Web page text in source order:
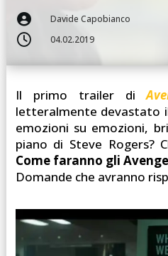
 Davide Capobianco
 04.02.2019
Il primo trailer di
letteralmente devastato
emozioni su emozioni,
piano di Steve Rogers?
Come faranno gli
Domande che avranno